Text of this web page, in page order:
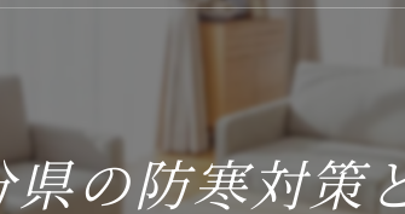
の防寒対策